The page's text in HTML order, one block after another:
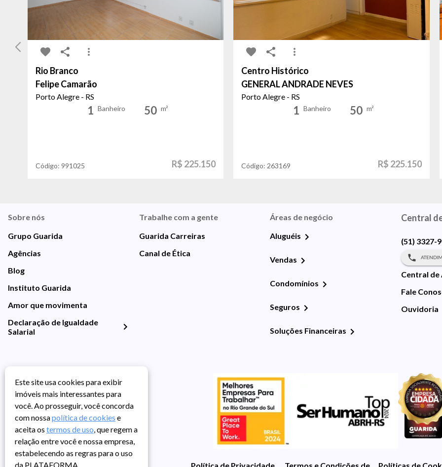
Rio Branco
Felipe Camarão
Porto Alegre - RS
1 Banheiro 50 m²
Código: 991025 R$ 225.150
Centro Histórico
GENERAL ANDRADE NEVES
Porto Alegre - RS
1 Banheiro 50 m²
Código: 263169 R$ 225.150
Sobre nós
Grupo Guarida
Agências
Blog
Instituto Guarida
Amor que movimenta
Declaração de Igualdade
Salarial
Trabalhe com a gente
Guarida Carreiras
Canal de Ética
Áreas de negócio
Aluguéis
Vendas
Condomínios
Seguros
Soluções Financeiras
Central
(51) 3327-
Central de
Fale
Ouvidoria
Política de Privacidade Termos e Condições de UsoPolíticas de
Este site usa cookies para exibir
imóveis mais interessantes para
você. Ao prosseguir, você concorda
com nossapolítica de cookies e
aceita os termos de uso, que regem a
relação entre você e nossa empresa,
estabelecendo as regras para o uso
da PLATAFORMA.